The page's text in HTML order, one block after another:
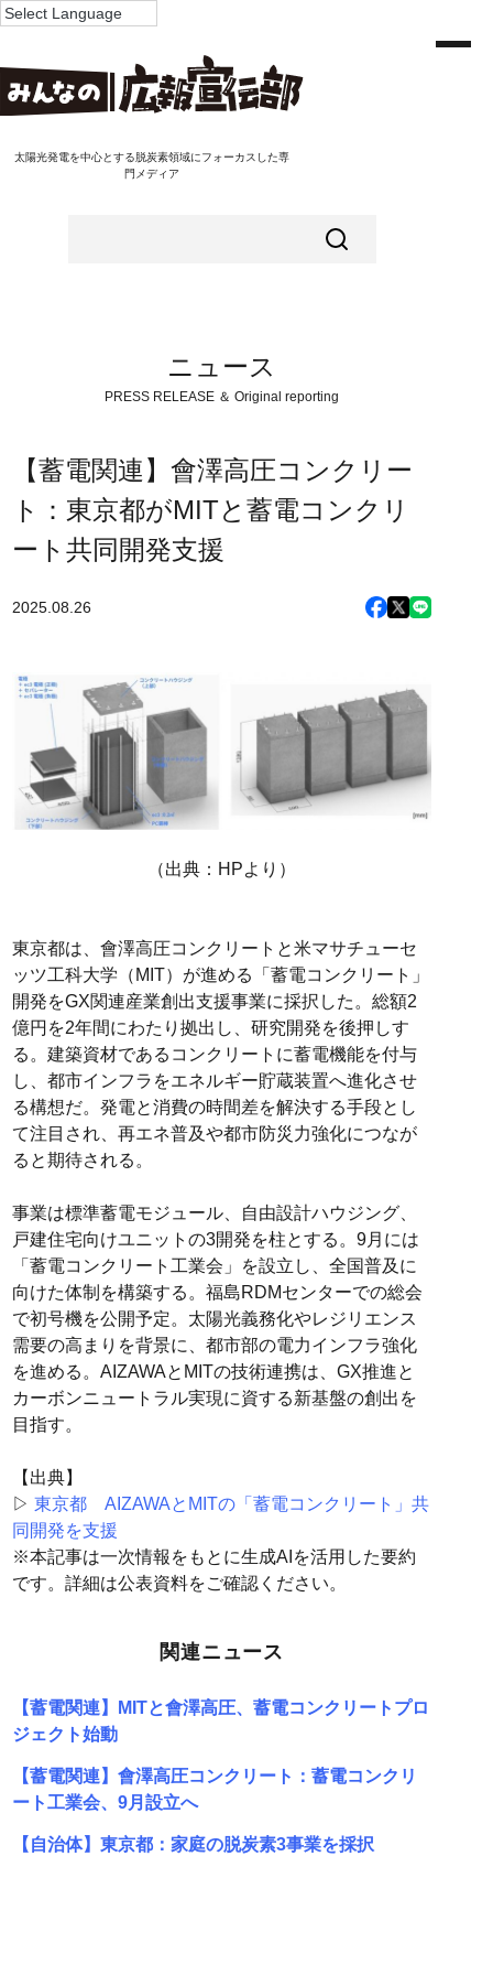
太陽光発電を中心とする脱炭素領域にフォーカスした専
門メディア
ニュース
PRESS RELEASE ＆ Original reporting
【蓄電関連】會澤高圧コンクリー
ト：東京都がMITと蓄電コンクリ
ート共同開発支援
2025.08.26
（出典：HPより）
東京都は、會澤高圧コンクリートと米マサチューセ
ッツ工科大学（MIT）が進める「蓄電コンクリート」
開発をGX関連産業創出支援事業に採択した。総額2
億円を2年間にわたり拠出し、研究開発を後押しす
る。建築資材であるコンクリートに蓄電機能を付与
し、都市インフラをエネルギー貯蔵装置へ進化させ
る構想だ。発電と消費の時間差を解決する手段とし
て注目され、再エネ普及や都市防災力強化につなが
ると期待される。
事業は標準蓄電モジュール、自由設計ハウジング、
戸建住宅向けユニットの3開発を柱とする。9月には
「蓄電コンクリート工業会」を設立し、全国普及に
向けた体制を構築する。福島RDMセンターでの総会
で初号機を公開予定。太陽光義務化やレジリエンス
需要の高まりを背景に、都市部の電力インフラ強化
を進める。AIZAWAとMITの技術連携は、GX推進と
カーボンニュートラル実現に資する新基盤の創出を
目指す。
【出典】
▷ 東京都 AIZAWAとMITの「蓄電コンクリート」共
同開発を支援
※本記事は一次情報をもとに生成AIを活用した要約
です。詳細は公表資料をご確認ください。
関連ニュース
【蓄電関連】MITと會澤高圧、蓄電コンクリートプロ
ジェクト始動
【蓄電関連】會澤高圧コンクリート：蓄電コンクリ
ート工業会、9月設立へ
【自治体】東京都：家庭の脱炭素3事業を採択